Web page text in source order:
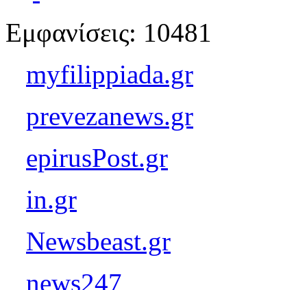
Εμφανίσεις: 10481
myfilippiada.gr
prevezanews.gr
epirusPost.gr
in.gr
Newsbeast.gr
news247